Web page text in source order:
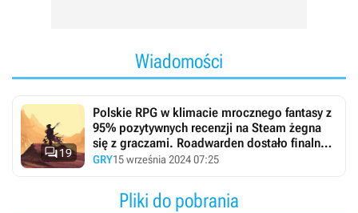
Wiadomości
19
Polskie RPG w klimacie mrocznego fantasy z
95% pozytywnych recenzji na Steam żegna
się z graczami. Roadwarden dostało finalną
aktualizację
GRY15 września 2024 07:25
Pliki do pobrania